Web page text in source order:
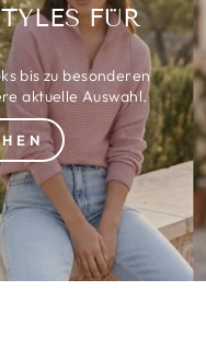
FÜR
bis zu besonderen
aktuelle Auswahl.